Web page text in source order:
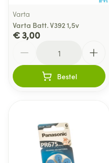
Varta
Varta Batt. V392 1,5v
€ 3,00
Bestel